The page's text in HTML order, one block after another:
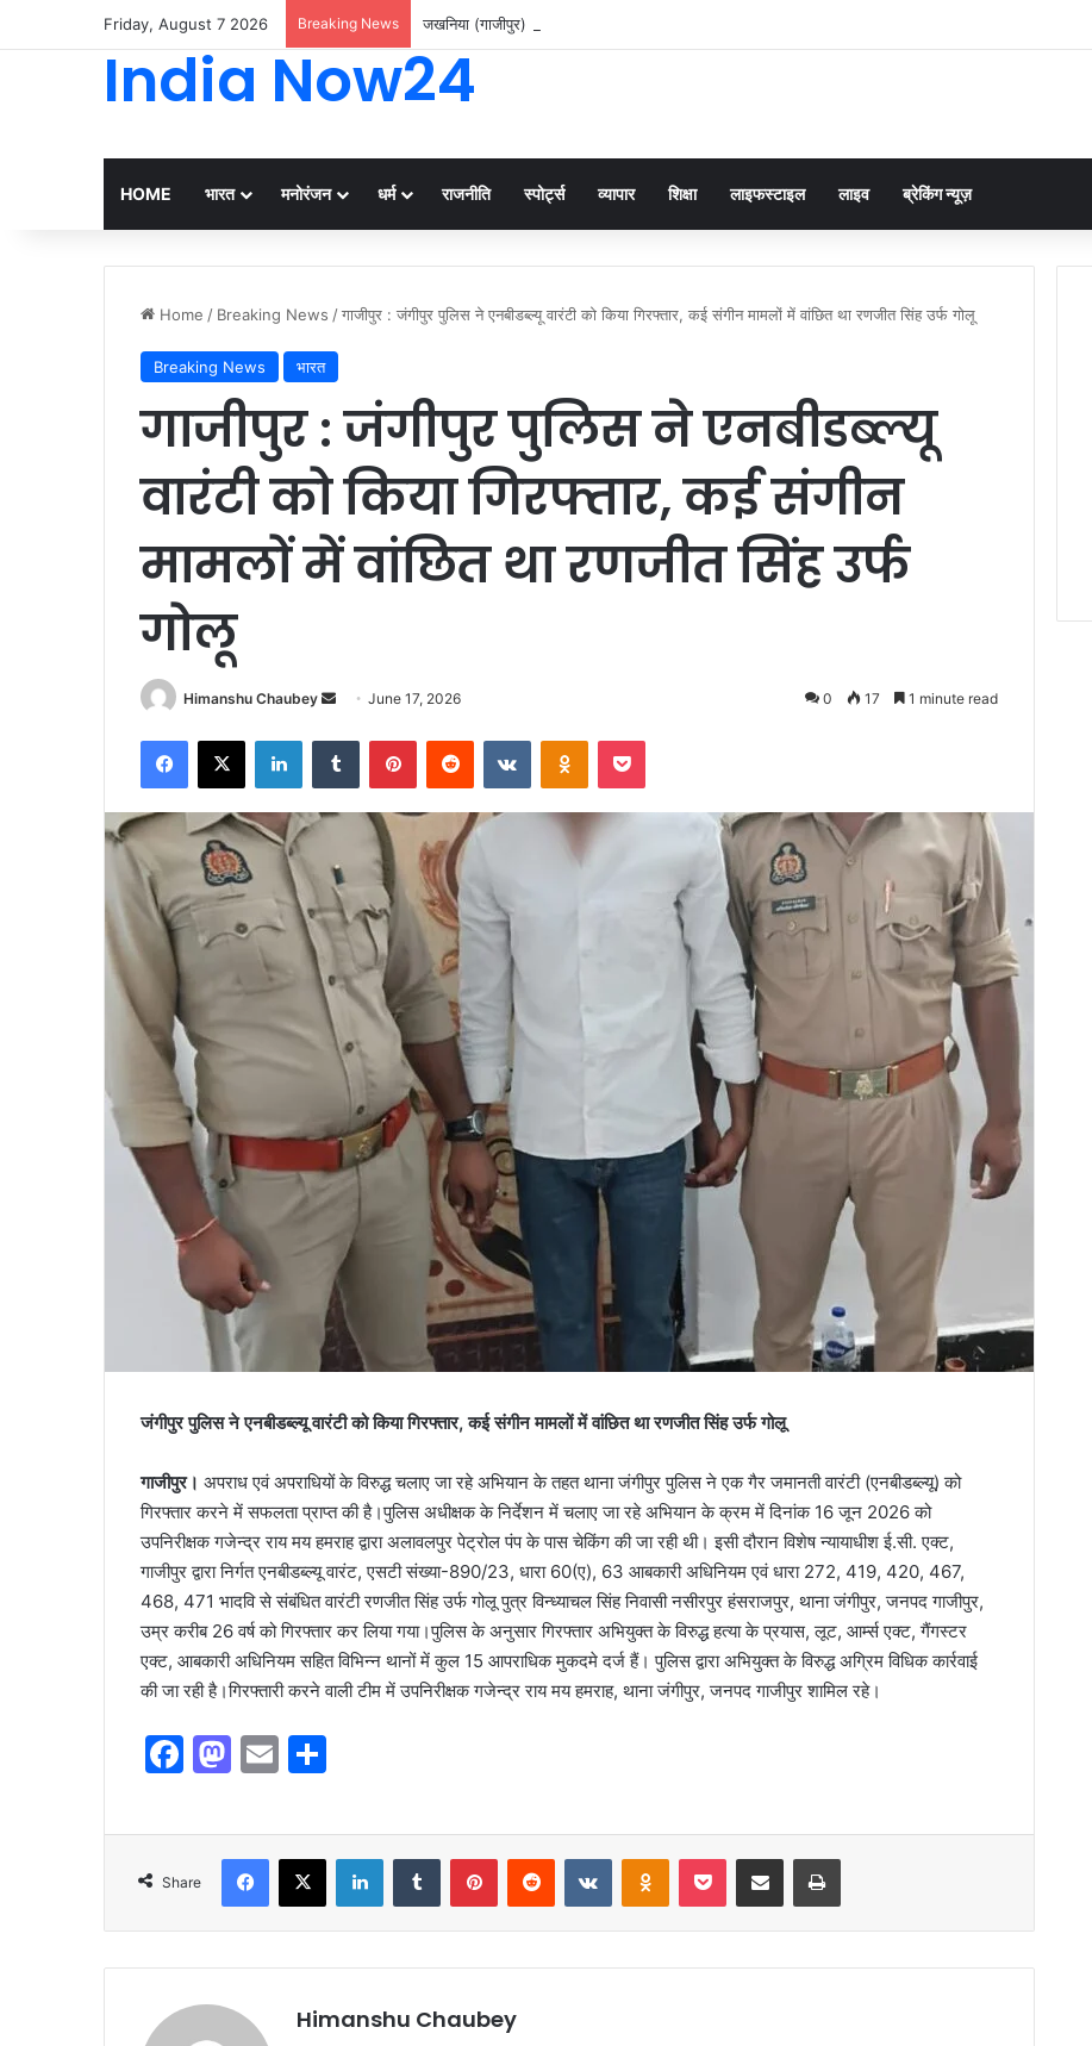
Friday, August 7 2026 Breaking News जखनिया (गाजीपुर) : कौस्तुभमणि पाठक बने जखनिया के नए खंड विकास अधिकारी, संभाला अतिरिक्त प्रभार
India Now24
HOME भारत मनोरंजन धर्म राजनीति स्पोर्ट्स व्यापार शिक्षा लाइफस्टाइल लाइव ब्रेकिंग न्यूज़
Home / Breaking News /गाजीपुर : जंगीपुर पुलिस ने एनबीडब्ल्यू वारंटी को किया गिरफ्तार, कई संगीन मामलों में वांछित था रणजीत सिंह उर्फ गोलू
Breaking News भारत
गाजीपुर : जंगीपुर पुलिस ने एनबीडब्ल्यू
वारंटी को किया गिरफ्तार, कई संगीन
मामलों में वांछित था रणजीत सिंह उर्फ
गोलू
Himanshu Chaubey June 17, 2026 0 17 1 minute read
जंगीपुर पुलिस ने एनबीडब्ल्यू वारंटी को किया गिरफ्तार, कई संगीन मामलों में वांछित था रणजीत सिंह उर्फ गोलू
गाजीपुर। अपराध एवं अपराधियों के विरुद्ध चलाए जा रहे अभियान के तहत थाना जंगीपुर पुलिस ने एक गैर जमानती वारंटी (एनबीडब्ल्यू) को
गिरफ्तार करने में सफलता प्राप्त की है।पुलिस अधीक्षक के निर्देशन में चलाए जा रहे अभियान के क्रम में दिनांक 16 जून 2026 को
उपनिरीक्षक गजेन्द्र राय मय हमराह द्वारा अलावलपुर पेट्रोल पंप के पास चेकिंग की जा रही थी। इसी दौरान विशेष न्यायाधीश ई.सी. एक्ट,
गाजीपुर द्वारा निर्गत एनबीडब्ल्यू वारंट, एसटी संख्या-890/23, धारा 60(ए), 63 आबकारी अधिनियम एवं धारा 272, 419, 420, 467,
468, 471 भादवि से संबंधित वारंटी रणजीत सिंह उर्फ गोलू पुत्र विन्ध्याचल सिंह निवासी नसीरपुर हंसराजपुर, थाना जंगीपुर, जनपद गाजीपुर,
उम्र करीब 26 वर्ष को गिरफ्तार कर लिया गया।पुलिस के अनुसार गिरफ्तार अभियुक्त के विरुद्ध हत्या के प्रयास, लूट, आर्म्स एक्ट, गैंगस्टर
एक्ट, आबकारी अधिनियम सहित विभिन्न थानों में कुल 15 आपराधिक मुकदमे दर्ज हैं। पुलिस द्वारा अभियुक्त के विरुद्ध अग्रिम विधिक कार्रवाई
की जा रही है।गिरफ्तारी करने वाली टीम में उपनिरीक्षक गजेन्द्र राय मय हमराह, थाना जंगीपुर, जनपद गाजीपुर शामिल रहे।
F
c
e
o
o
k
M
st
o
d
o
n
E
ai
l
ar
e
Share
Himanshu Chaubey